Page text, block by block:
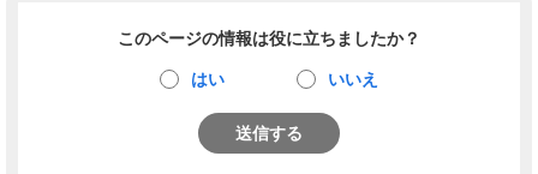
このページの情報は役に立ちましたか？
はい いいえ
送信する